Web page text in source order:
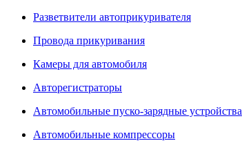
Разветвители автоприкуривателя
Провода прикуривания
Камеры для автомобиля
Авторегистраторы
Автомобильные пуско-зарядные устройства
Автомобильные компрессоры